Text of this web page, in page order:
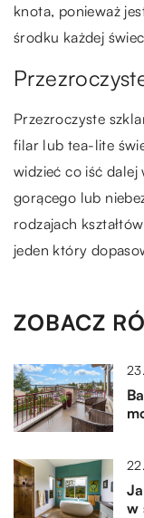
knota, ponieważ
środku każdej
Przezroczyste
filar lub tea-lite
widzieć co iść
gorącego lub
rodzajach
jeden który
ZOBACZ
w